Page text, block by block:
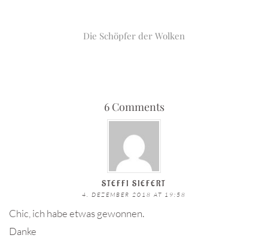
Die Schöpfer der Wolken
6 Comments
STEFFI SIEFERT
4. DEZEMBER 2018 AT 19:58
Chic, ich habe etwas gewonnen.
Danke